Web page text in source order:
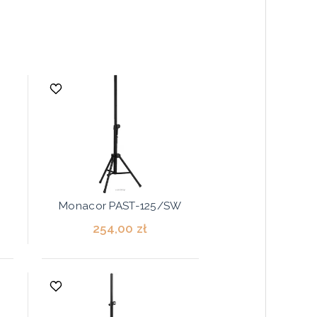
Monacor PAST-125/SW
254,00 zł